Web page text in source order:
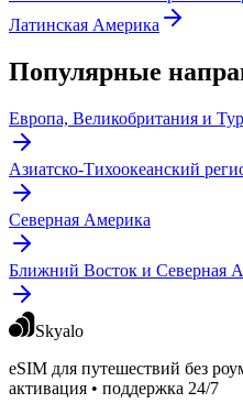
Латинская Америка
Популярные
Европа, Великобритания и
Азиатско-Тихоокеанский
Северная Америка
Ближний Восток и Северная
Skyalo
eSIM для путешествий без
активация • поддержка 24/7